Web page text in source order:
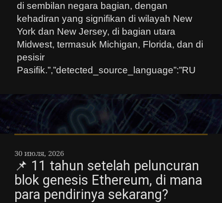
di sembilan negara bagian, dengan
kehadiran yang signifikan di wilayah New
York dan New Jersey, di bagian utara
Midwest, termasuk Michigan, Florida, dan di
pesisir
Pasifik.”,”detected_source_language”:”RU
30 июля, 2026
📌 11 tahun setelah peluncuran
blok genesis Ethereum, di mana
para pendirinya sekarang?